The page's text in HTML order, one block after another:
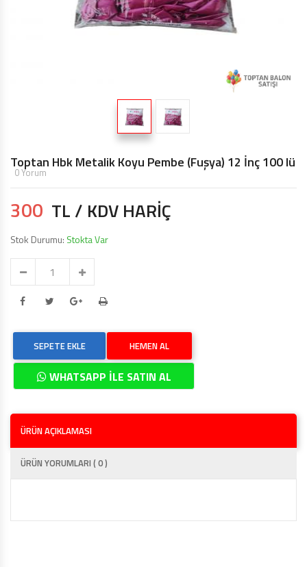
IŞIKLI BALON,LED IŞIKLI BALON
Toptan Hbk Metalik Koyu Pembe (Fuşya) 12 İnç 100 lü
0 Yorum
300 TL / KDV HARİÇ
Stok Durumu: Stokta Var
SEPETE EKLE HEMEN AL
WHATSAPP İLE SATIN AL
ÜRÜN AÇIKLAMASI
ÜRÜN YORUMLARI ( 0 )